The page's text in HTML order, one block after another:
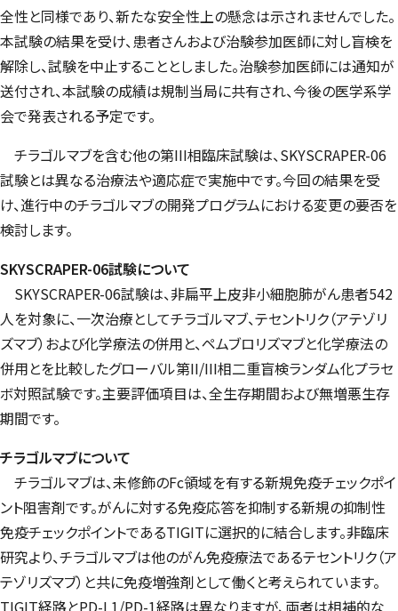
全性と同様であり、新たな安全性上の懸念は示されませんでした。
本試験の結果を受け、患者さんおよび治験参加医師に対し盲検を
解除し、試験を中止することとしました。治験参加医師には通知が
送付され、本試験の成績は規制当局に共有され、今後の医学系学
会で発表される予定です。
チラゴルマブを含む他の第III相臨床試験は、SKYSCRAPER-06
試験とは異なる治療法や適応症で実施中です。今回の結果を受
け、進行中のチラゴルマブの開発プログラムにおける変更の要否を
検討します。
SKYSCRAPER-06試験について
SKYSCRAPER-06試験は、非扁平上皮非小細胞肺がん患者542
人を対象に、一次治療としてチラゴルマブ、テセントリク（アテゾリ
ズマブ）および化学療法の併用と、ペムブロリズマブと化学療法の
併用とを比較したグローバル第II/III相二重盲検ランダム化プラセ
ボ対照試験です。主要評価項目は、全生存期間および無増悪生存
期間です。
チラゴルマブについて
チラゴルマブは、未修飾のFc領域を有する新規免疫チェックポイ
ント阻害剤です。がんに対する免疫応答を抑制する新規の抑制性
免疫チェックポイントであるTIGITに選択的に結合します。非臨床
研究より、チラゴルマブは他のがん免疫療法であるテセントリク（ア
テゾリズマブ）と共に免疫増強剤として働くと考えられています。
TIGIT経路とPD-L1/PD-1経路は異なりますが、両者は相補的な